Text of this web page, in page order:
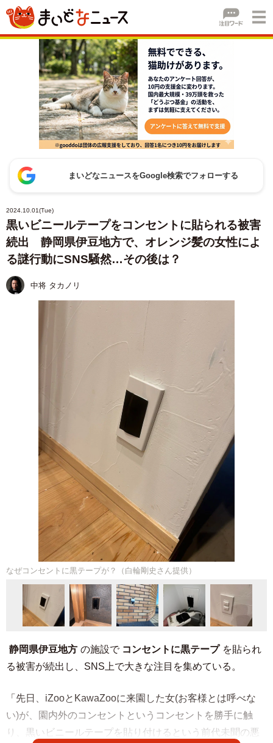
まいどなニュースをGoogle検索でフォローする
2024.10.01(Tue)
黒いビニールテープをコンセントに貼られる被害
続出 静岡県伊豆地方で、オレンジ髪の女性によ
る謎行動にSNS騒然…その後は？
中将 タカノリ
なぜコンセントに黒テープが？（白輪剛史さん提供）
静岡県伊豆地方 の施設で コンセントに黒テープ を貼られ
る被害が続出し、SNS上で大きな注目を集めている。
「先日、iZooとKawaZooに来園した女(お客様とは呼べな
い)が、園内外のコンセントというコンセントを勝手に触
り、黒いビニールテープを貼り付けるという前代未聞の悪